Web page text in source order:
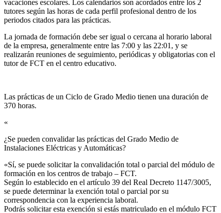
vacaciones escolares. Los calendarios son acordados entre los 2
tutores según las horas de cada perfil profesional dentro de los
periodos citados para las prácticas.
La jornada de formación debe ser igual o cercana al horario laboral
de la empresa, generalmente entre las 7:00 y las 22:01, y se
realizarán reuniones de seguimiento, periódicas y obligatorias con el
tutor de FCT en el centro educativo.
Las prácticas de un Ciclo de Grado Medio tienen una duración de
370 horas.
«
¿Se pueden convalidar las prácticas del Grado Medio de
Instalaciones Eléctricas y Automáticas?​
«Sí, se puede solicitar la convalidación total o parcial del módulo de
formación en los centros de trabajo – FCT.
Según lo establecido en el artículo 39 del Real Decreto 1147/3005,
se puede determinar la exención total o parcial por su
correspondencia con la experiencia laboral.
Podrás solicitar esta exención si estás matriculado en el módulo FCT